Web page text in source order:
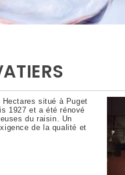
situé à Puget
1927 et a été rénové
du raisin. Un
de la qualité et